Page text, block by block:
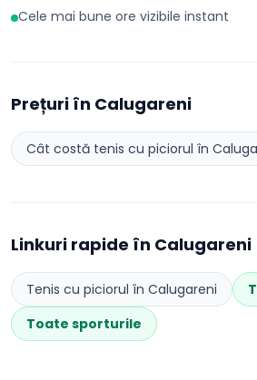
Cele mai bune ore vizibile instant
Prețuri în Calugareni
Cât costă tenis cu piciorul în
Linkuri rapide în Calugareni
Tenis cu piciorul în Calugareni
Toate sporturile